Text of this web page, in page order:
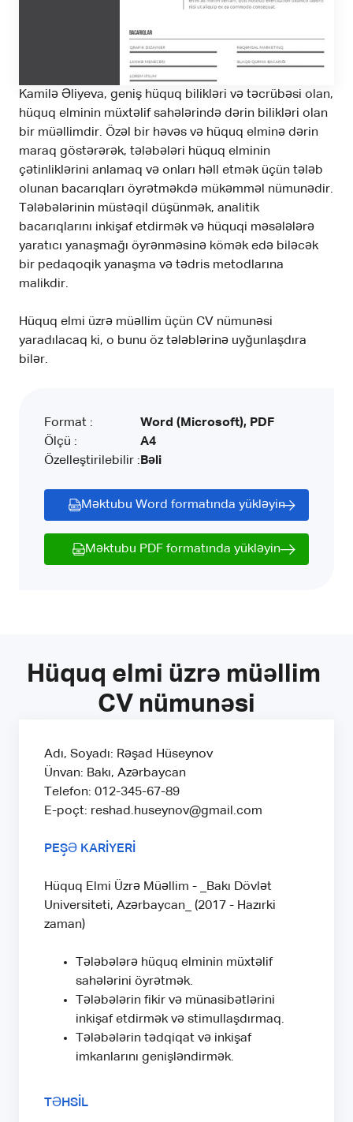
Kamilə Əliyeva, geniş hüquq bilikləri və təcrübəsi olan,
hüquq elminin müxtəlif sahələrində dərin bilikləri olan
bir müəllimdir. Özəl bir həvəs və hüquq elminə dərin
maraq göstərərək, tələbələri hüquq elminin
çətinliklərini anlamaq və onları həll etmək üçün tələb
olunan bacarıqları öyrətməkdə mükəmməl nümunədir.
Tələbələrinin müstəqil düşünmək, analitik
bacarıqlarını inkişaf etdirmək və hüquqi məsələlərə
yaratıcı yanaşmağı öyrənməsinə kömək edə biləcək
bir pedaqoqik yanaşma və tədris metodlarına
malikdir.
Hüquq elmi üzrə müəllim üçün CV nümunəsi
yaradılacaq ki, o bunu öz tələblərinə uyğunlaşdıra
bilər.
Format :
Ölçü :
Özelleştirilebilir :
Word (Microsoft), PDF
A4
Bəli
Məktubu Word formatında yükləyin
Məktubu PDF formatında yükləyin
Hüquq elmi üzrə müəllim
CV nümunəsi
Adı, Soyadı: Rəşad Hüseynov
Ünvan: Bakı, Azərbaycan
Telefon: 012-345-67-89
E-poçt: reshad.huseynov@gmail.com
PEŞƏ KARİYERİ
Hüquq Elmi Üzrə Müəllim - _Bakı Dövlət
Universiteti, Azərbaycan_ (2017 - Hazırki
zaman)
Tələbələrə hüquq elminin müxtəlif
sahələrini öyrətmək.
Tələbələrin fikir və münasibətlərini
inkişaf etdirmək və stimullaşdırmaq.
Tələbələrin tədqiqat və inkişaf
imkanlarını genişləndirmək.
TƏHSİL